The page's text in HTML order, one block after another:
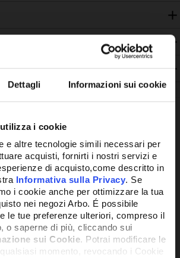
Dettagli Informazioni sui cookie
i cookie
e altre tecnologie simili necessari per
acquisti, fornirti i nostri servizi e
di acquisto,come descritto in
Informativa sulla Privacy. Se
i cookie anche per ottimizzare la tua
nei negozi Arbo. É possibile
le tue preferenze ulteriori, compreso il
o saperne di più, cliccando sui
sui Cookie. Potrai modificare le
momento, revocando i Cookie
anche interessarti